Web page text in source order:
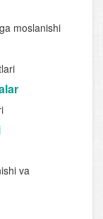
moslanishi
va